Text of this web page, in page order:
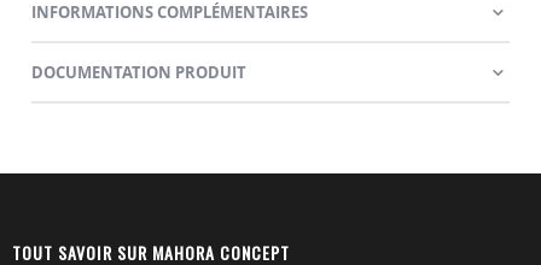
INFORMATIONS COMPLÉMENTAIRES
DOCUMENTATION PRODUIT
TOUT SAVOIR SUR MAHORA CONCEPT